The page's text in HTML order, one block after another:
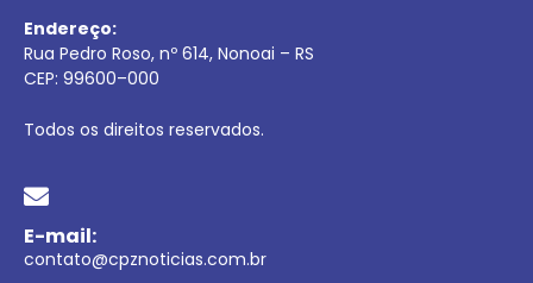
Endereço:
Rua Pedro Roso, nº 614, Nonoai – RS
CEP: 99600–000
Todos os direitos reservados.
E-mail:
contato@cpznoticias.com.br